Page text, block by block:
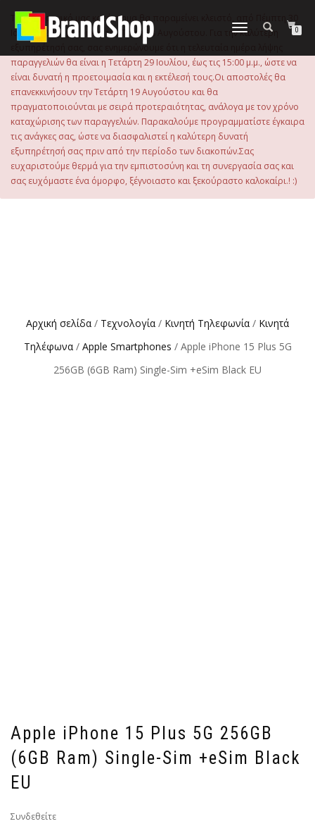
περιεχόμενο
Εναλλαγή
0
Το ηλεκτρονικό μας κατάστημα θα παραμείνει κλειστό, από Πέμπτη 30
Ιουλίου 2026 μέχρι και την Τρίτη 18 Αυγούστου. Για την καλύτερη
εξυπηρέτησή σας, σας ενημερώνουμε ότι η τελευταία ημέρα λήψης
παραγγελιών θα είναι η Τετάρτη 29 Ιουλίου, έως τις 15:00 μ.μ., ώστε να
είναι δυνατή η προετοιμασία και η εκτέλεσή τους.Οι αποστολές θα
επανεκκινήσουν την Τετάρτη 19 Αυγούστου και θα
πραγματοποιούνται με σειρά προτεραιότητας, ανάλογα με τον χρόνο
καταχώρισης των παραγγελιών. Παρακαλούμε προγραμματίστε έγκαιρα
τις ανάγκες σας, ώστε να διασφαλιστεί η καλύτερη δυνατή
εξυπηρέτησή σας πριν από την περίοδο των διακοπών.Σας
ευχαριστούμε θερμά για την εμπιστοσύνη και τη συνεργασία σας και
σας ευχόμαστε ένα όμορφο, ξέγνοιαστο και ξεκούραστο καλοκαίρι.! :)
Αρχική σελίδα / Τεχνολογία / Κινητή Τηλεφωνία / Κινητά
Τηλέφωνα/ Apple Smartphones / Apple iPhone 15 Plus 5G
256GB (6GB Ram) Single-Sim +eSim Black EU
Apple iPhone 15 Plus 5G 256GB
(6GB Ram) Single-Sim +eSim Black
EU
Συνδεθείτε